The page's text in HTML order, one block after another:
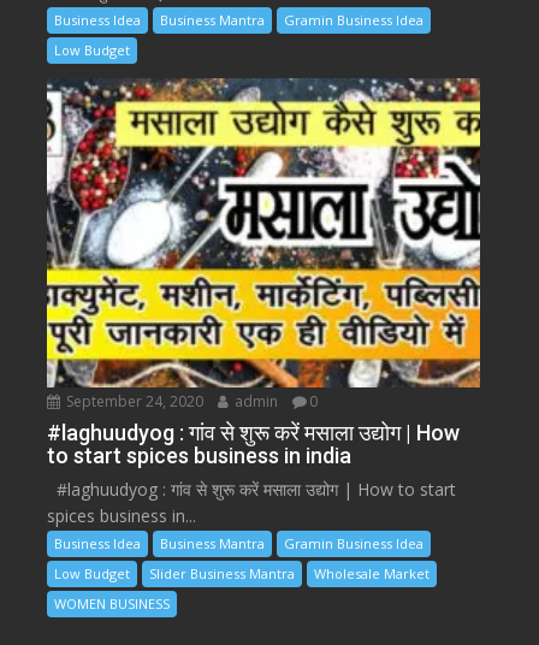
Business Idea Business Mantra
Gramin Business Idea
Low Budget
September 24, 2020 admin 0
#laghuudyog : गांव से शुरू करें मसाला उद्योग | How
to start spices business in india
#laghuudyog : गांव से शुरू करें मसाला उद्योग | How to start
spices business in...
Business Idea Business Mantra
Gramin Business Idea
Low Budget
Slider Business Mantra
Wholesale Market
WOMEN BUSINESS